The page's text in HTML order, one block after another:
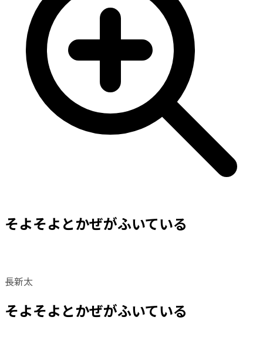
そよそよとかぜがふいている
長新太
そよそよとかぜがふいている